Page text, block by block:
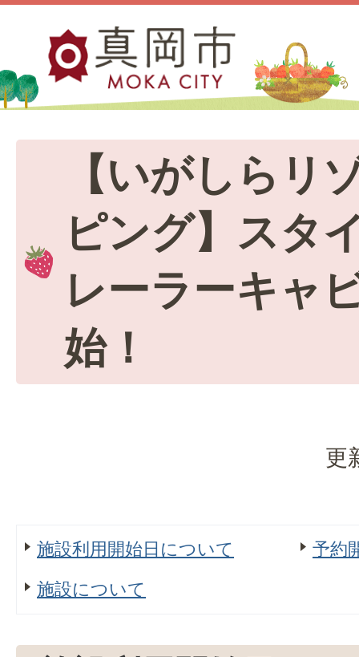
【いがしらリ
ピング】スタ
レーラーキャ
始！
更
施設利用開始日について
予約
施設について